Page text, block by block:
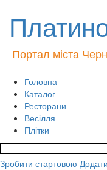
Портал міста
Головна
Каталог
Ресторани
Весілля
Плітки
Зробити стартовою